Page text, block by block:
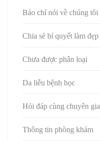
Báo chí nói về chúng tôi
Chia sẻ bí quyết làm đẹp
Chưa được phân loại
Da liễu bệnh học
Hỏi đáp cùng chuyên gia
Thông tin phòng khám